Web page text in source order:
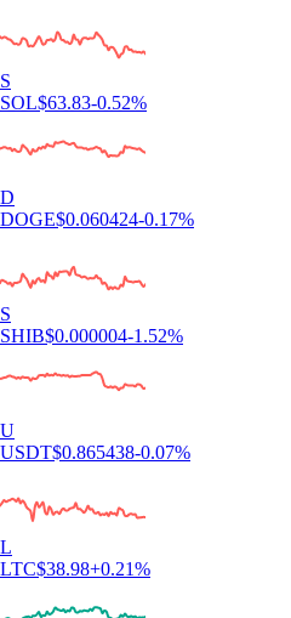
S
SOL$63.83-0.52%
D
DOGE$0.060424-0.17%
S
SHIB$0.000004-1.52%
U
USDT$0.865438-0.07%
L
LTC$38.98+0.21%